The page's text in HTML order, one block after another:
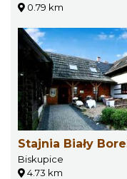
0.79 km
Stajnia Biały
Biskupice
4.73 km